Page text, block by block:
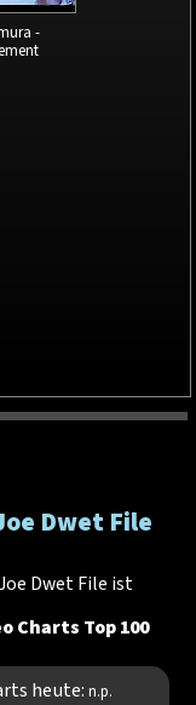
-
Dwet File
Dwet File ist
Charts Top 100
heute: n.p.